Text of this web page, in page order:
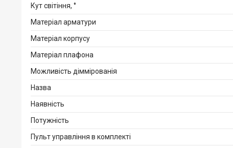
Кут світіння, °
Матеріал арматури
Матеріал корпусу
Матеріал плафона
Можливість діммірованія
Назва
Наявність
Потужність
Пульт управління в комплекті